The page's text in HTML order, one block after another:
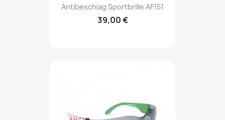
Antibeschlag Sportbrille AF151
39,00 €